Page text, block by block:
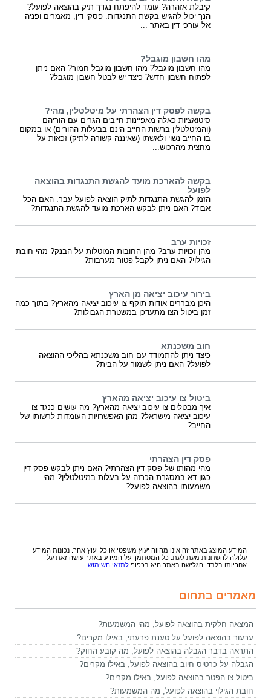
קיבלת אזהרה? עומד להיפתח נגדך תיק בהוצאה לפועל?
הנך יכול להגיש בקשת התנגדות. פסקי דין, מאמרים ופניה
אל עורכי דין באתר ...
מהו חשבון מוגבל?
מהו חשבון מוגבל? מהו חשבון מוגבל חמור? האם ניתן
לפתוח חשבון חדש? כיצד יש לבטל חשבון מוגבל?
בקשה לפסק דין הצהרתי על מיטלטלין, מהי?
סיטואציות כאלה מאפיינות חייבים הגרים עם הוריהם
(והמיטלטלין ברשות החייב הינם בבעלות ההורים) או במקום
בו החייב נשוי ולאשתו (שאיננה קשורה לתיק) זכאות על
מחצית מהרכוש...
בקשה להארכת מועד להגשת התנגדות בהוצאה
לפועל
הזמן להגשת התנגדות לתיק הוצאה לפועל עבר. האם הכל
אבוד? האם ניתן לבקש הארכת מועד להגשת התנגדות?
זכויות ערב
מהן זכויות ערב? מהן החובות המוטלות על הבנק? מהי חובת
הגילוי? האם ניתן לקבל פטור מערבות?
בירור עיכוב יציאה מן הארץ
היכן מבררים אודות תוקף צו עיכוב יציאה מהארץ? בתוך כמה
זמן ביטול הצו מתעדכן במשטרת הגבולות?
חוב משכנתא
כיצד ניתן להתמודד עם חוב משכנתא בהליכי ההוצאה
לפועל? האם ניתן לשמור על הבית?
ביטול צו עיכוב יציאה מהארץ
איך מבטלים צו עיכוב יציאה מהארץ? מה עושים כנגד צו
עיכוב יציאה מישראל? מהן האפשרויות העומדות לרשותו של
החייב?
פסק דין הצהרתי
מהי מהותו של פסק דין הצהרתי? האם ניתן לבקש פסק דין
כגון דא במסגרת הכרזה על בעלות במיטלטלין? מהי
משמעותו בהוצאה לפועל?
המידע המוצג באתר זה אינו מהווה יעוץ משפטי או כל יעוץ אחר. נכונות המידע
עלולה להשתנות מעת לעת. כל המסתמך על המידע באתר עושה זאת על
אחריותו בלבד. הגלישה באתר היא בכפוף לתנאי השימוש
מאמרים בתחום
המצאה חלקית בהוצאה לפועל, מהי המשמעות?
ערעור בהוצאה לפועל על טענת פרעתי, באילו מקרים?
התראה בדבר הגבלה בהוצאה לפועל, מה קובע החוק?
הגבלה על כרטיס חיוב בהוצאה לפועל, באילו מקרים?
ביטול צו הפטר בהוצאה לפועל, באילו מקרים?
חובת הגילוי בהוצאה לפועל, מה המשמעות?